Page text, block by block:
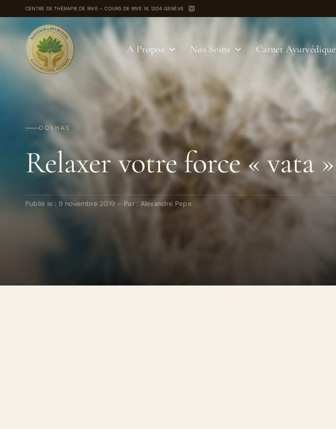
au
contenu
CENTRE DE THÉRAPIE DE RIVE – COURS DE RIVE 14, 1204 GENÈVE
A Propos Nos Soins Carnet Ayurvédique
DOSHAS
Relaxer votre force « vata »
Publié le : 9 novembre 2019 - Par : Alexandre Pepe